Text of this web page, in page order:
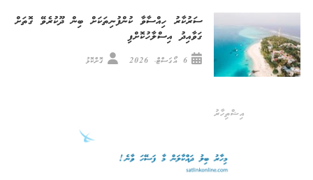
ސަރުކާރު ހިއްސާވާ ކުންފުނިތަކަށް ބިން ދޫކުރެވޭ ގޮތަށް
ގަވާއިދު އިސްލާހުކޮށްފި
6 އޯގަސްޓް، 2026 ގޮށްކޮޅު
އިޝްތިހާރު